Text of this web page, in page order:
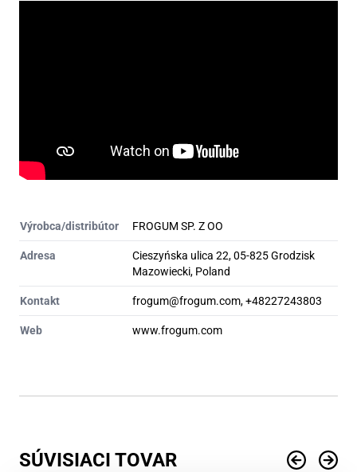
Výrobca/distribútor FROGUM SP. Z OO
Adresa
Cieszyńska ulica 22, 05-825 Grodzisk
Mazowiecki, Poland
Kontakt frogum@frogum.com, +48227243803
Web www.frogum.com
SÚVISIACI TOVAR